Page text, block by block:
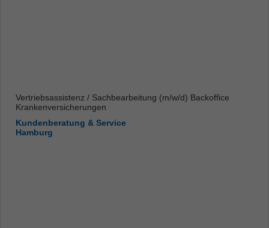
Vertriebsassistenz / Sachbearbeitung (m/w/d) Backoffice
Krankenversicherungen
Kundenberatung & Service
Hamburg